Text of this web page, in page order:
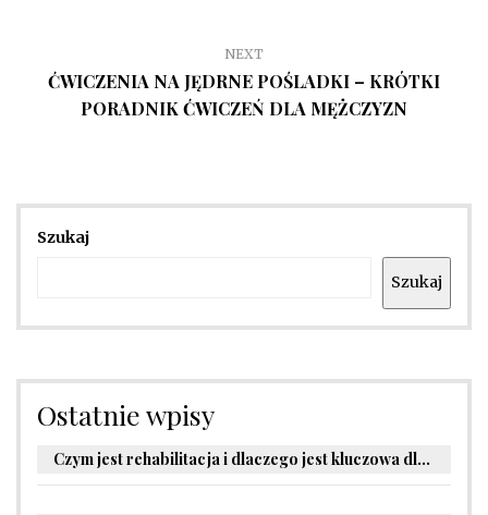
NEXT
ĆWICZENIA NA JĘDRNE POŚLADKI – KRÓTKI
PORADNIK ĆWICZEŃ DLA MĘŻCZYZN
Szukaj
Szukaj
Ostatnie wpisy
Czym jest rehabilitacja i dlaczego jest kluczowa dla powrotu do zdrowia?